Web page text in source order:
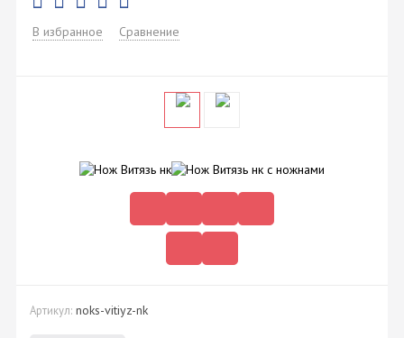
В избранное Сравнение
Артикул: noks-vitiyz-nk